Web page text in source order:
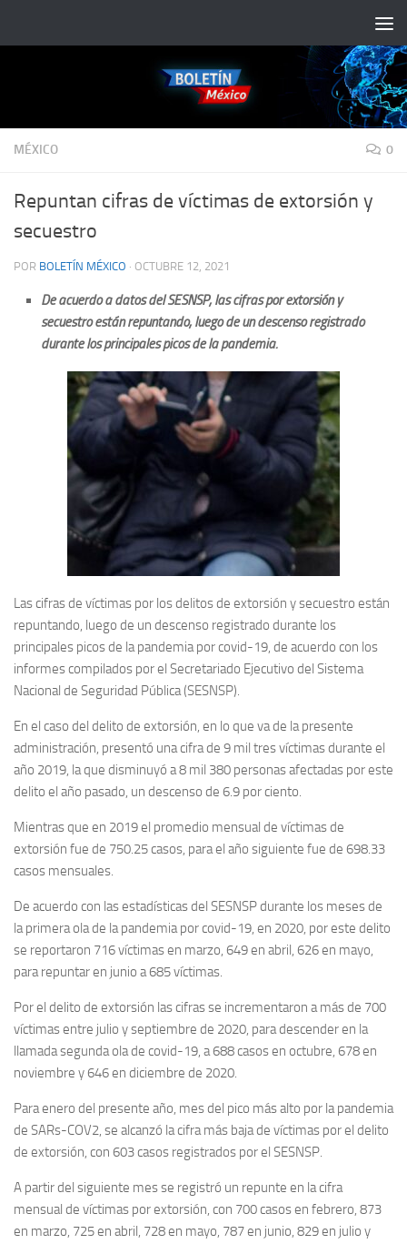
MÉXICO 0
Repuntan cifras de víctimas de extorsión y
secuestro
POR BOLETÍN MÉXICO · OCTUBRE 12, 2021
De acuerdo a datos del SESNSP, las cifras por extorsión y
secuestro están repuntando, luego de un descenso registrado
durante los principales picos de la pandemia.
Las cifras de víctimas por los delitos de extorsión y secuestro están
repuntando, luego de un descenso registrado durante los
principales picos de la pandemia por covid-19, de acuerdo con los
informes compilados por el Secretariado Ejecutivo del Sistema
Nacional de Seguridad Pública (SESNSP).
En el caso del delito de extorsión, en lo que va de la presente
administración, presentó una cifra de 9 mil tres víctimas durante el
año 2019, la que disminuyó a 8 mil 380 personas afectadas por este
delito el año pasado, un descenso de 6.9 por ciento.
Mientras que en 2019 el promedio mensual de víctimas de
extorsión fue de 750.25 casos, para el año siguiente fue de 698.33
casos mensuales.
De acuerdo con las estadísticas del SESNSP durante los meses de
la primera ola de la pandemia por covid-19, en 2020, por este delito
se reportaron 716 víctimas en marzo, 649 en abril, 626 en mayo,
para repuntar en junio a 685 víctimas.
Por el delito de extorsión las cifras se incrementaron a más de 700
víctimas entre julio y septiembre de 2020, para descender en la
llamada segunda ola de covid-19, a 688 casos en octubre, 678 en
noviembre y 646 en diciembre de 2020.
Para enero del presente año, mes del pico más alto por la pandemia
de SARs-COV2, se alcanzó la cifra más baja de víctimas por el delito
de extorsión, con 603 casos registrados por el SESNSP.
A partir del siguiente mes se registró un repunte en la cifra
mensual de víctimas por extorsión, con 700 casos en febrero, 873
en marzo, 725 en abril, 728 en mayo, 787 en junio, 829 en julio y